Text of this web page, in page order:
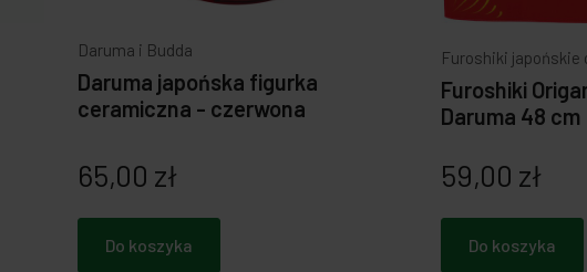
Daruma i Budda
Daruma japońska figurka
ceramiczna - czerwona
65,00 zł
Do koszyka
Furoshiki japońskie
Furoshiki
Daruma 48 cm
59,00 zł
Do koszyka